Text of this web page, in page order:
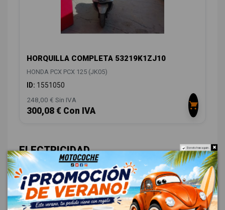
HORQUILLA COMPLETA 53219K1ZJ10
HONDA PCX PCX 125 (JK05)
ID: 1551050
248,00 € Sin IVA
300,08 € Con IVA
ELECTRICIDAD 5
Do not show again.